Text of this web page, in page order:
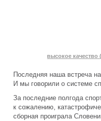
высокое качество
Последняя наша встреча
И мы говорили о системе
За последние полгода
к сожалению,
сборная проиграла